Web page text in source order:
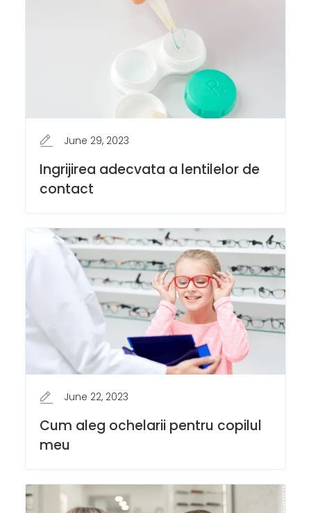
June 29, 2023
Ingrijirea adecvata a lentilelor de
contact
June 22, 2023
Cum aleg ochelarii pentru copilul
meu